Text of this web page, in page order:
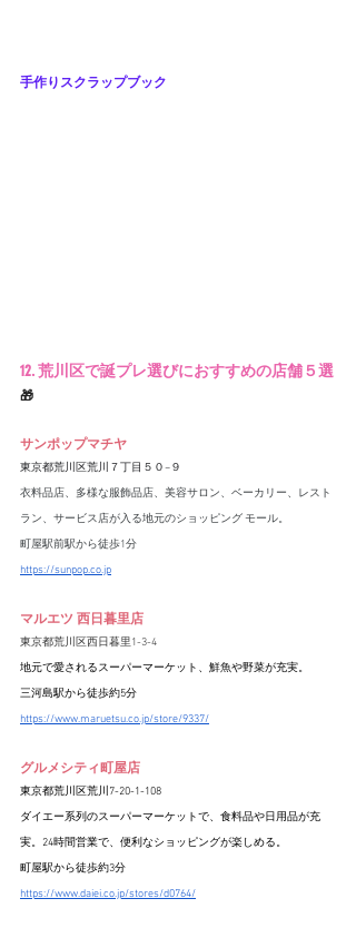
手作りスクラップブック
12. 荒川区で誕プレ選びにおすすめの店舗５選
🎁
サンポップマチヤ
東京都荒川区荒川７丁目５０−９
衣料品店、多様な服飾品店、美容サロン、ベーカリー、レスト
ラン、サービス店が入る地元のショッピング モール。
町屋駅前駅から徒歩1分
https://sunpop.co.jp
マルエツ 西日暮里店
東京都荒川区西日暮里1-3-4
地元で愛されるスーパーマーケット、鮮魚や野菜が充実。
三河島駅から徒歩約5分
https://www.maruetsu.co.jp/store/9337/
グルメシティ町屋店
東京都荒川区荒川7-20-1-108
ダイエー系列のスーパーマーケットで、食料品や日用品が充
実。24時間営業で、便利なショッピングが楽しめる。
町屋駅から徒歩約3分
https://www.daiei.co.jp/stores/d0764/